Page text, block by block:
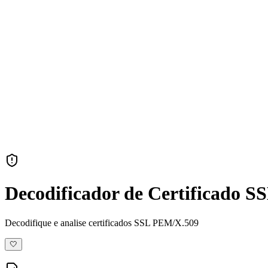
Decodificador de Certificado
Decodifique e analise certificados SSL PEM/X.509
🤍